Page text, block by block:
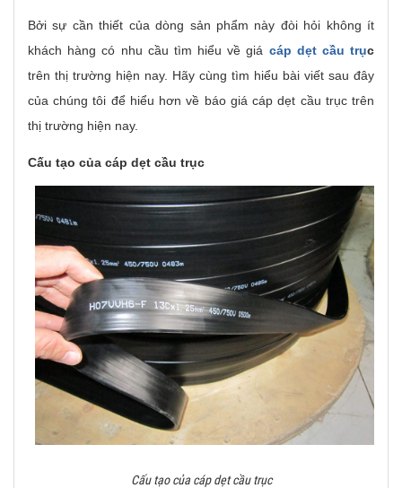
Bởi sự cần thiết của dòng sản phẩm này đòi hỏi không ít
khách hàng có nhu cầu tìm hiểu về giá cáp dẹt cầu trục
trên thị trường hiện nay. Hãy cùng tìm hiểu bài viết sau đây
của chúng tôi để hiểu hơn về báo giá cáp dẹt cầu trục trên
thị trường hiện nay.
Cấu tạo của cáp dẹt cầu trục
Cấu tạo của cáp dẹt cầu trục